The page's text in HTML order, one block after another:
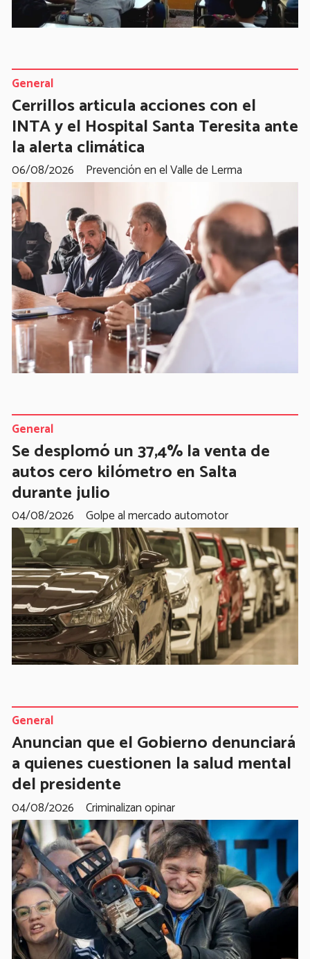
Cerrillos articula acciones con el
INTA y el Hospital Santa Teresita ante
la alerta climática
Prevención en el Valle de Lerma
General
06/08/2026
Se desplomó un 37,4% la venta de
autos cero kilómetro en Salta
durante julio
Golpe al mercado automotor
General
04/08/2026
Anuncian que el Gobierno denunciará
a quienes cuestionen la salud mental
del presidente
Criminalizan opinar
General
04/08/2026